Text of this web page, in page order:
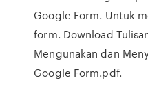
Google Form. Untuk
form. Download
Mengunakan dan
Google Form.pdf.